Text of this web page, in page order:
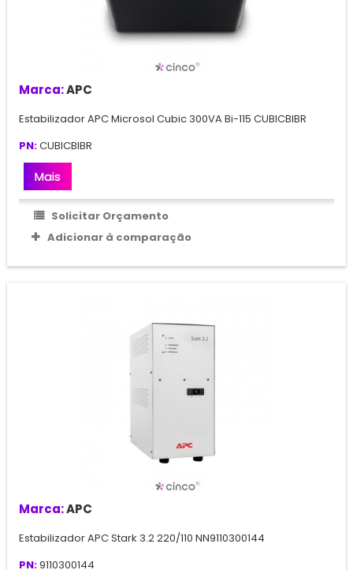
Marca:APC
Estabilizador APC Microsol Cubic 300VA Bi-115 CUBICBIBR
PN:CUBICBIBR
Mais
Solicitar Orçamento
Adicionar à comparação
Marca:APC
Estabilizador APC Stark 3.2 220/110 NN9110300144
PN:9110300144